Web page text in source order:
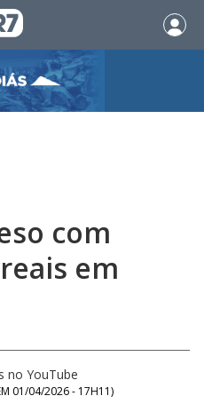
com
em
no YouTube
01/04/2026 - 17H11)